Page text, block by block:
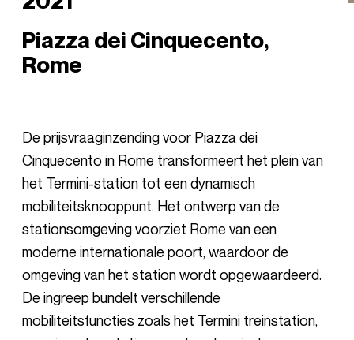
Piazza dei Cinquecento,
Rome
De prijsvraaginzending voor Piazza dei
Cinquecento in Rome transformeert het plein van
het Termini-station tot een dynamisch
mobiliteitsknooppunt. Het ontwerp van de
stationsomgeving voorziet Rome van een
moderne internationale poort, waardoor de
omgeving van het station wordt opgewaardeerd.
De ingreep bundelt verschillende
mobiliteitsfuncties zoals het Termini treinstation,